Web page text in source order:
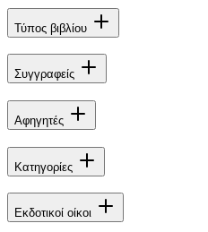
Τύπος βιβλίου
Συγγραφείς
Αφηγητές
Κατηγορίες
Εκδοτικοί οίκοι